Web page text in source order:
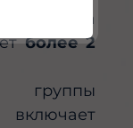
на
более 2
группы